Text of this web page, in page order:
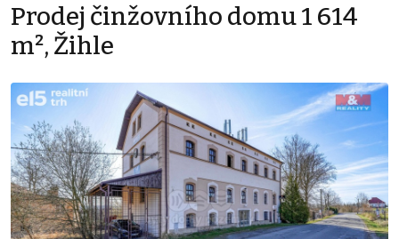
Prodej činžovního domu 1 614
m², Žihle